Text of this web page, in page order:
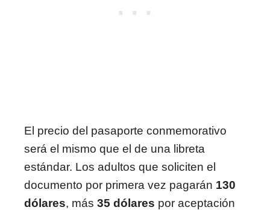
El precio del pasaporte conmemorativo
será el mismo que el de una libreta
estándar. Los adultos que soliciten el
documento por primera vez pagarán 130
dólares, más 35 dólares por aceptación